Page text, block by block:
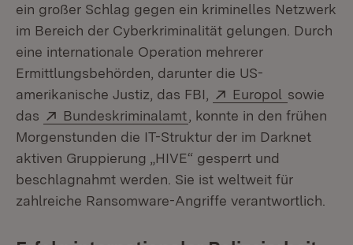
ein großer Schlag gegen ein kriminelles Netzwerk
im Bereich der Cyberkriminalität gelungen. Durch
eine internationale Operation mehrerer
Ermittlungsbehörden, darunter die US-
amerikanische Justiz, das FBI,
Extern:
Europol (Öffnet in
sowie
das
Extern:
Bundeskriminalamt (Öffnet in neuem Fenster)
, konnte in den frühen
Morgenstunden die IT-Struktur der im Darknet
aktiven Gruppierung „HIVE“ gesperrt und
beschlagnahmt werden. Sie ist weltweit für
zahlreiche Ransomware-Angriffe verantwortlich.